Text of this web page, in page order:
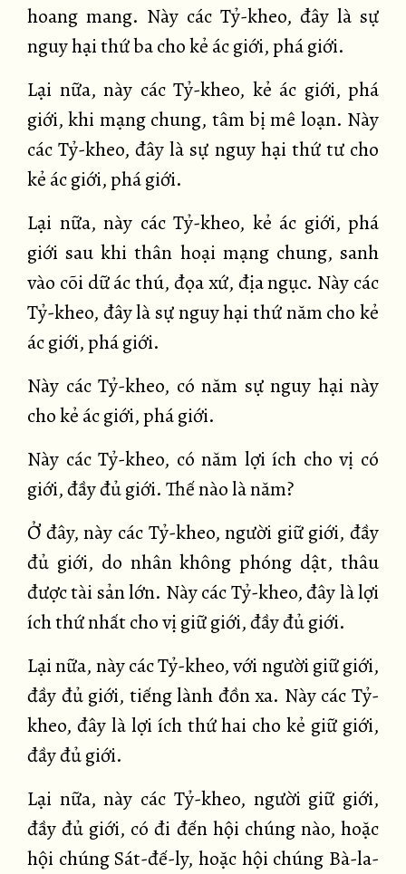
hoang mang. Này các Tỷ-kheo, đây là sự
nguy hại thứ ba cho kẻ ác giới, phá giới.
Lại nữa, này các Tỷ-kheo, kẻ ác giới, phá
giới, khi mạng chung, tâm bị mê loạn. Này
các Tỷ-kheo, đây là sự nguy hại thứ tư cho
kẻ ác giới, phá giới.
Lại nữa, này các Tỷ-kheo, kẻ ác giới, phá
giới sau khi thân hoại mạng chung, sanh
vào cõi dữ ác thú, đọa xứ, địa ngục. Này các
Tỷ-kheo, đây là sự nguy hại thứ năm cho kẻ
ác giới, phá giới.
Này các Tỷ-kheo, có năm sự nguy hại này
cho kẻ ác giới, phá giới.
Này các Tỷ-kheo, có năm lợi ích cho vị có
giới, đầy đủ giới. Thế nào là năm?
Ở đây, này các Tỷ-kheo, người giữ giới, đầy
đủ giới, do nhân không phóng dật, thâu
được tài sản lớn. Này các Tỷ-kheo, đây là lợi
ích thứ nhất cho vị giữ giới, đầy đủ giới.
Lại nữa, này các Tỷ-kheo, với người giữ giới,
đầy đủ giới, tiếng lành đồn xa. Này các Tỷ-
kheo, đây là lợi ích thứ hai cho kẻ giữ giới,
đầy đủ giới.
Lại nữa, này các Tỷ-kheo, người giữ giới,
đầy đủ giới, có đi đến hội chúng nào, hoặc
hội chúng Sát-đế-ly, hoặc hội chúng Bà-la-